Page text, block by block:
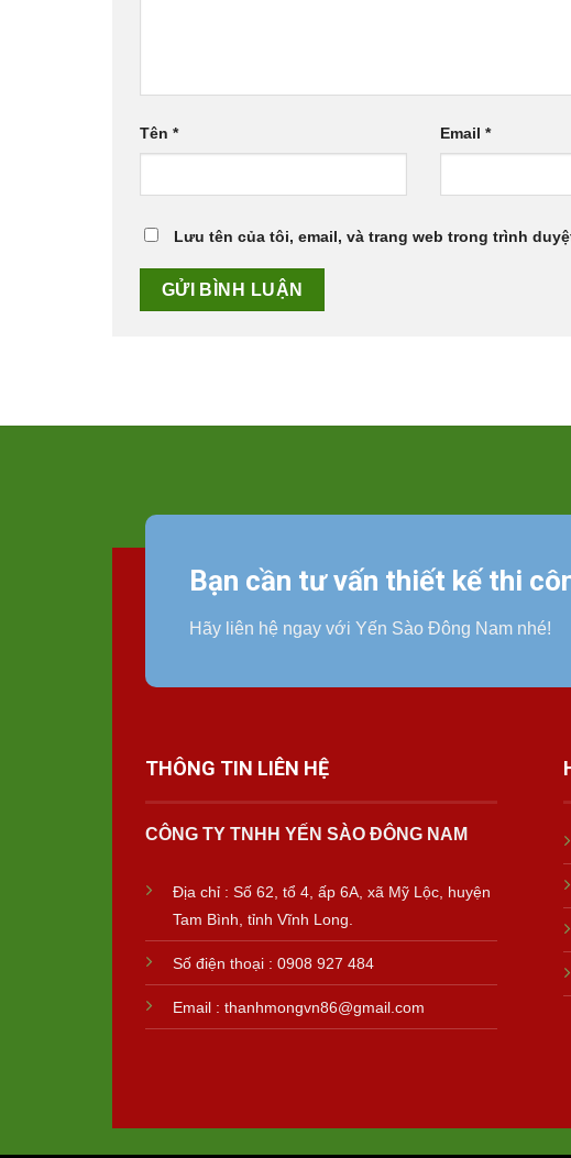
Tên * Email*
Lưu tên của tôi, email, và trang web trong trình
Bạn cần tư vấn thiết kế thi
Hãy liên hệ ngay với Yến Sào Đông Nam nhé!
THÔNG TIN LIÊN HỆ
CÔNG TY TNHH YẾN SÀO ĐÔNG NAM
Địa chỉ : Số 62, tổ 4, ấp 6A, xã Mỹ Lộc, huyện
Tam Bình, tỉnh Vĩnh Long.
Số điện thoại : 0908 927 484
Email : thanhmongvn86@gmail.com